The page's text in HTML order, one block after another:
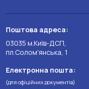
Поштова адреса:
03035 м.Київ-ДСП,
пл.Солом'янська, 1
Електронна пошта:
(для офіційних документів)